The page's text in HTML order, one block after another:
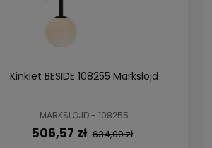
Kinkiet BESIDE 108255 Markslojd
MARKSLOJD - 108255
506,57 zł 634,00 zł